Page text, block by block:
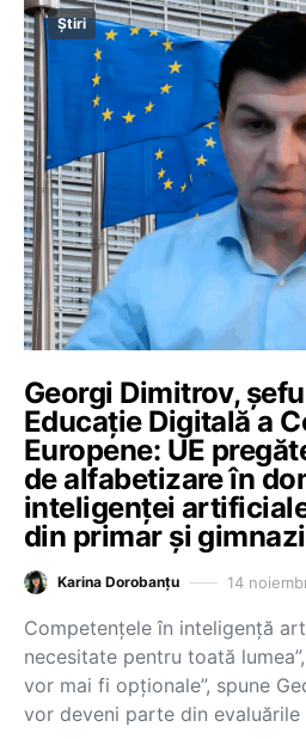
Știri
Georgi Dimitrov,
Educație Digitală a
Europene: UE
de alfabetizare în
inteligenței
din primar și
Karina Dorobanțu 14
Competențele în inteligență
necesitate pentru toată
vor mai fi opționale”, spune
vor deveni parte din